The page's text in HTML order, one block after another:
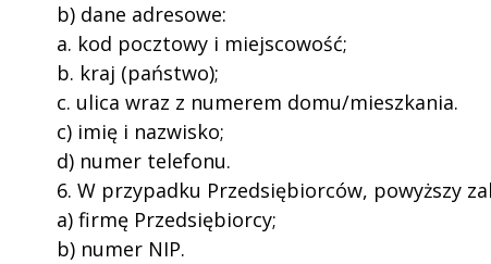
b) dane adresowe:
a. kod pocztowy i miejscowość;
b. kraj (państwo);
c. ulica wraz z numerem domu/mieszkania.
c) imię i nazwisko;
d) numer telefonu.
6. W przypadku Przedsiębiorców, powyższy
a) firmę Przedsiębiorcy;
b) numer NIP.